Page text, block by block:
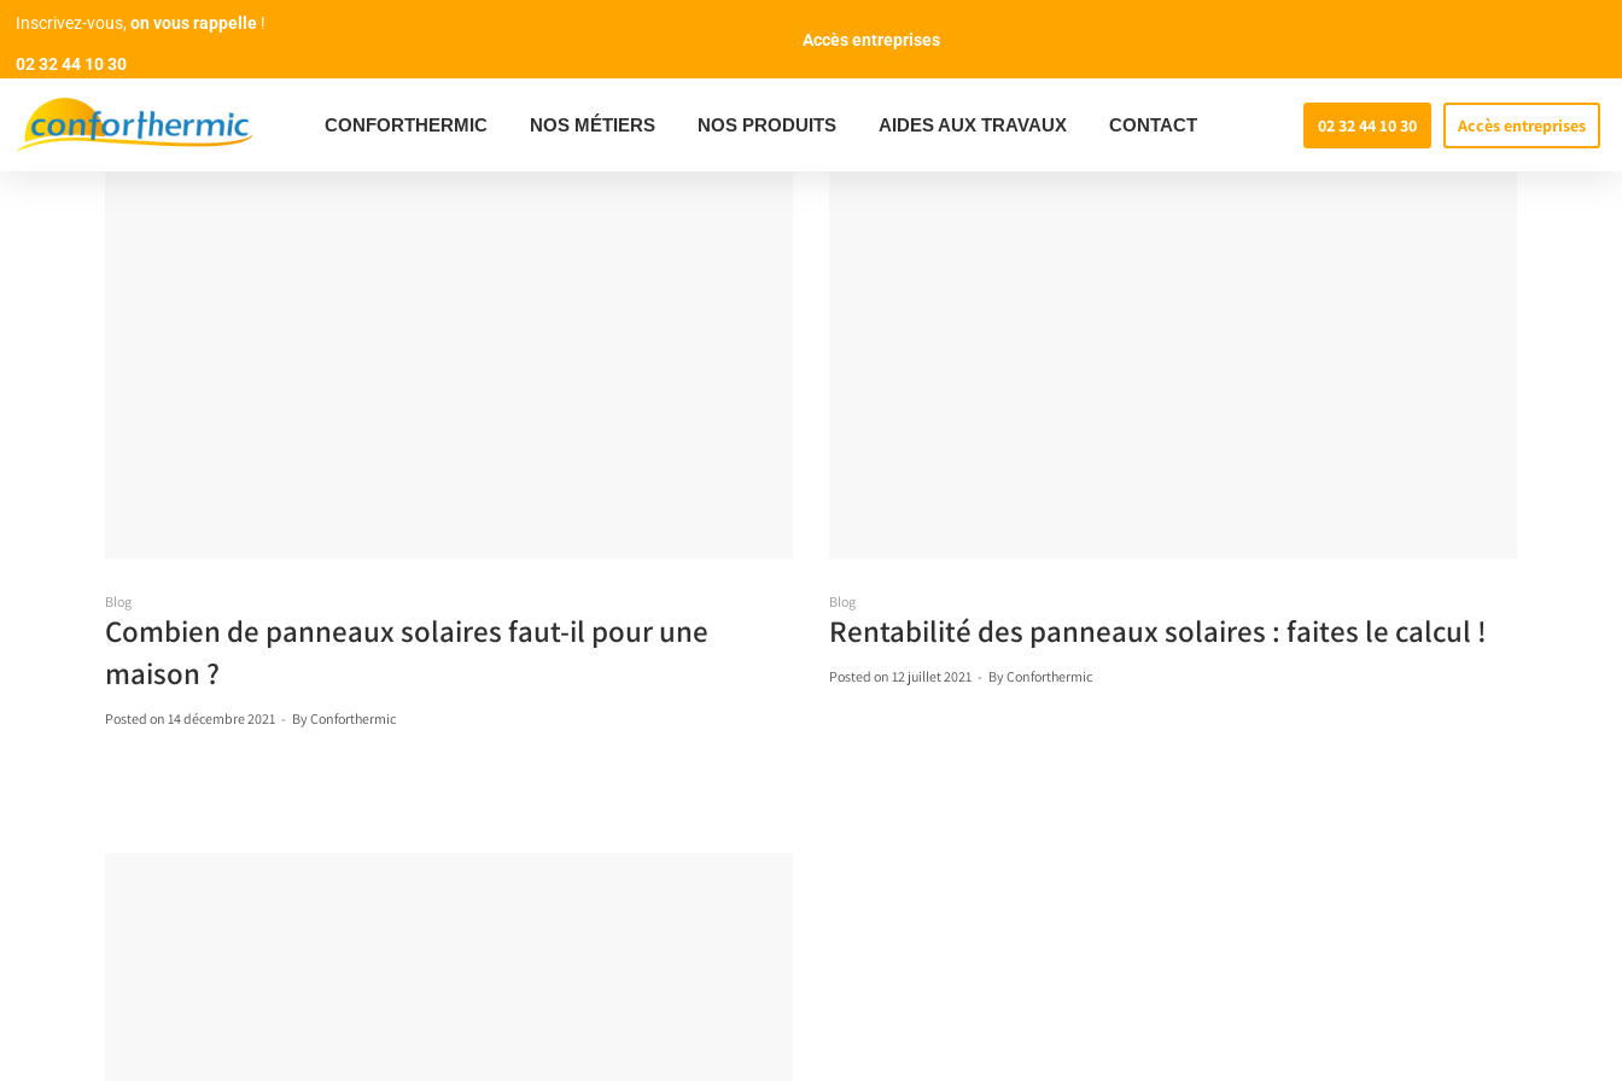
Inscrivez-vous,on vous rappelle !
02 32 44 10 30
Accès entreprises
CONFORTHERMIC NOS MÉTIERS NOS PRODUITS AIDES AUX TRAVAUX CONTACT 02 32 44 10 30 Accès entreprises
Blog
Combien de panneaux solaires faut-il pour une
maison ?
Posted on 14 décembre 2021 ByConforthermic
Blog
Rentabilité des panneaux solaires : faites le calcul !
Posted on 12 juillet 2021 ByConforthermic